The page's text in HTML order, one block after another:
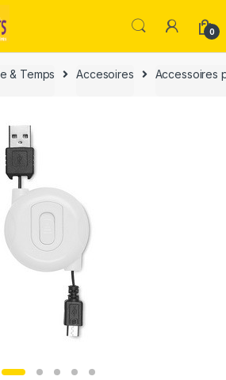
0
& Temps Accesoires Accessoires